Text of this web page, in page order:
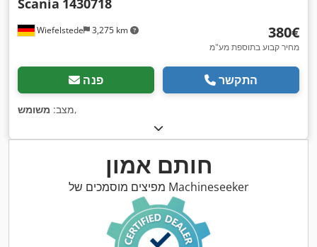
Wiefelstede 3,275 km ‏380 ‏€
מחיר קבוע בתוספת מע"מ
פנה התקשר
מצב: משומש ,
חותם אמון
מפיצים מוסמכים של Machineseeker